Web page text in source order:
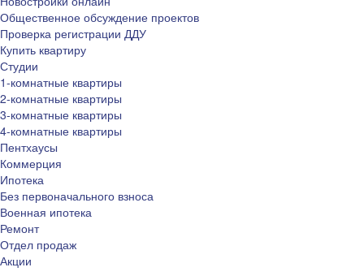
Общественное обсуждение проектов
Проверка регистрации ДДУ
Купить квартиру
Студии
1-комнатные квартиры
2-комнатные квартиры
3-комнатные квартиры
4-комнатные квартиры
Пентхаусы
Коммерция
Ипотека
Без первоначального взноса
Военная ипотека
Ремонт
Отдел продаж
Акции